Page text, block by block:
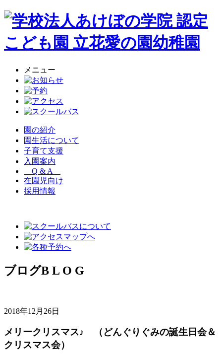
メニュー
園の紹介
園生活について
子育て支援
入園案内
Q & A
在園児向け
採用情報
ブログB L O G
2018年12月26日
メリークリスマス♪ （どんぐりぐみの誕生日会＆
クリスマス会）